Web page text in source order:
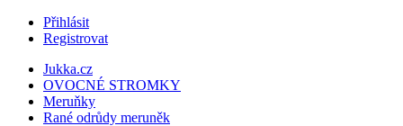
Přihlásit
Registrovat
Jukka.cz
OVOCNÉ STROMKY
Meruňky
Rané odrůdy meruněk